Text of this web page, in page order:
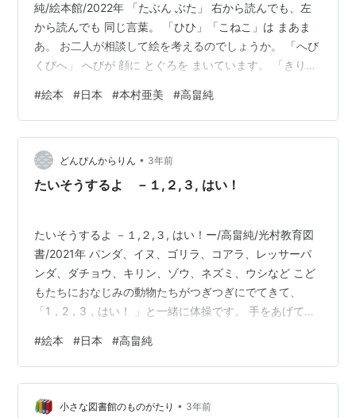
純/絵本館/2022年 「たぶん ぶた」 右から読んでも、左
から読んでも 同じ言葉。 「ひひ」「こねこ」は まあま
あ。 お二人が相談して絵を考えるのでしょうか。 「へび
くびへ」 へびが 顔に とぐろを まいています。 「きりん
す。 「かもめもか」 にわとりに エサをやっているとこ
ろへ かもめが やってきました。 「しろくま くろし」 し
ろくまに タコが すみを ふきつけます。 おもわず ほー！
とうなる ユニークな 絵がつづきます。
#絵本 #日本 #本村亜美 #高畠純
どんぴんからりん • 3年前
たいそうするよ －１,２,３, はい！
たいそうするよ －１,２,３, はい！ー/高畠純/光村教育図
書/2021年 パンダ、イヌ、ゴリラ、コアラ、レッサーパ
ンダ、ダチョウ、キリン、ゾウ、ネズミ、ウシなど こど
もたちにおなじみの動物たちがつぎつぎにでてきて、
「1，2，3，はい！ 」と一緒に体操です。 手をあげて、
て しゃがんで のびあがって －－ ここまでは なんの変哲
もないのですが ここから （前のページにもどり もうい
ちど）と、自然に体を動かしてみようというのが みそ。
体を動かしたくなりそうな絵本。 ゼッケン？に動物名を
#絵本 #日本 #高畠純
小さな図書館のものがたり • 3年前